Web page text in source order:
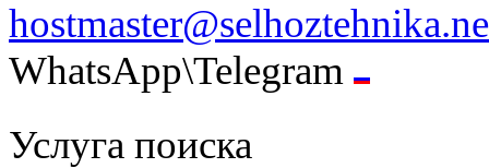
WhatsApp\Telegram
Услуга поиска